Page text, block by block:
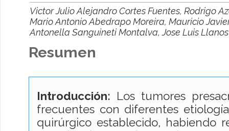
Victor Julio Alejandro Cortes Fuentes, Rodrigo
Mario Antonio Abedrapo Moreira, Mauricio
Antonella Sanguineti Montalva, Jose Luis
Resumen
Introducción: Los tumores
frecuentes con diferentes
quirúrgico establecido, habiendo